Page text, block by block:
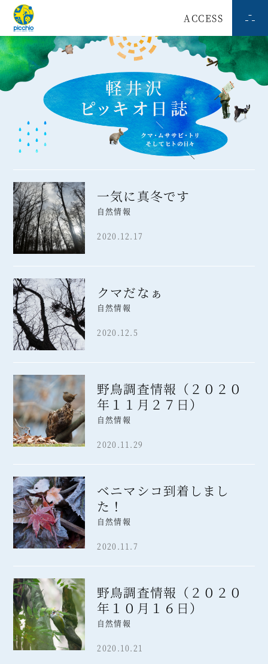
ACCESS
一気に真冬です
自然情報
2020.12.17
クマだなぁ
自然情報
2020.12.5
野鳥調査情報（２０２０
年１１月２７日）
自然情報
2020.11.29
ベニマシコ到着しまし
た！
自然情報
2020.11.7
野鳥調査情報（２０２０
年１０月１６日）
自然情報
2020.10.21